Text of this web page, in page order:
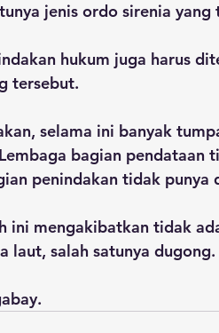
jenis ordo sirenia
hukum juga harus
tersebut.
selama ini banyak
bagian pendataan
penindakan tidak punya
ini mengakibatkan tidak
laut, salah satunya dugong.